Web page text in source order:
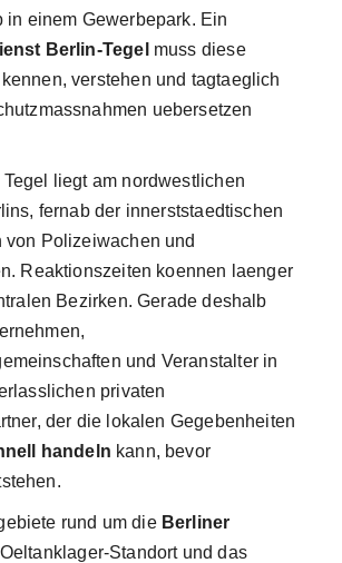
in einem Gewerbepark. Ein
Berlin-Tegel muss diese
verstehen und tagtaeglich
uebersetzen
Tegel liegt am nordwestlichen
fernab der innerststaedtischen
von Polizeiwachen und
Reaktionszeiten koennen laenger
Bezirken. Gerade deshalb
und Veranstalter in
privaten
der die lokalen Gegebenheiten
handeln kann, bevor
rund um die Berliner
Standort und das